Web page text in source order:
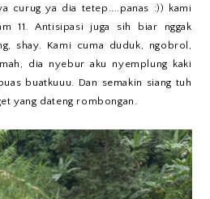
curug ya dia tetep....panas :)) kami
11. Antisipasi juga sih biar nggak
shay. Kami cuma duduk, ngobrol,
dia nyebur aku nyemplung kaki
buatkuuu. Dan semakin siang tuh
yang dateng rombongan.